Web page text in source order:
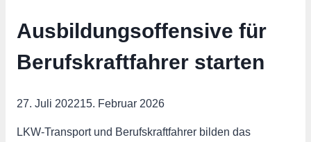
Ausbildungsoffensive für
Berufskraftfahrer starten
27. Juli 202215. Februar 2026
LKW-Transport und Berufskraftfahrer bilden das